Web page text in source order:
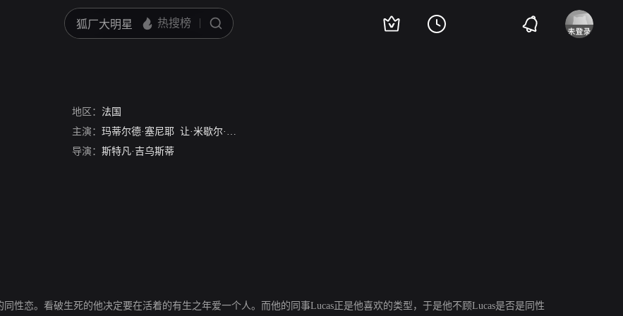
地区： 法国
主演： 玛蒂尔德·塞尼耶 让·米歇尔·波特尔
导演： 斯特凡·吉乌斯蒂
性恋。看破生死的他决定要在活着的有生之年爱一个人。而他的同事Lucas正是他喜欢的类型，于是他不顾Lucas是否是同性